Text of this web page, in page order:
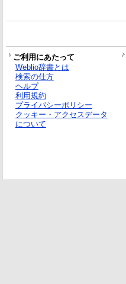
ご利用にあたって
Weblio辞書とは
検索の仕方
ヘルプ
利用規約
プライバシーポリシー
クッキー・アクセスデータ
について